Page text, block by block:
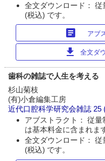
全文ダウンロード：
(税込) です。
article アブ
download 全文ダ
歯科の雑誌で人生を考える
杉山菊枝
(有)小倉編集工房
近代口腔科学研究会雑誌 25
アブストラクト： 従量
は基本料金に含まれま
全文ダウンロード：
(税込) です。